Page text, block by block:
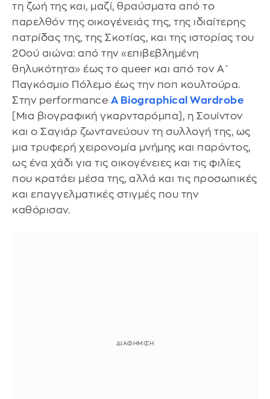
τη ζωή της και, μαζί, θραύσματα από το
παρελθόν της οικογένειάς της, της ιδιαίτερης
πατρίδας της, της Σκοτίας, και της ιστορίας του
20ού αιώνα: από την «επιβεβλημένη
θηλυκότητα» έως το queer και από τον Α΄
Παγκόσμιο Πόλεμο έως την ποπ κουλτούρα.
Στην performance A Biographical Wardrobe
[Μια βιογραφική γκαρνταρόμπα], η Σουίντον
και ο Σαγιάρ ζωντανεύουν τη συλλογή της, ως
μια τρυφερή χειρονομία μνήμης και παρόντος,
ως ένα χάδι για τις οικογένειες και τις φιλίες
που κρατάει μέσα της, αλλά και τις προσωπικές
και επαγγελματικές στιγμές που την
καθόρισαν.